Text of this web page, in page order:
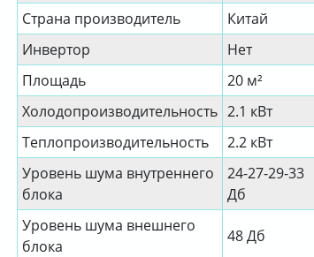
Страна производитель
Китай
Инвертор
Нет
Площадь
20 м²
Холодопроизводительность 2.1 кВт
Теплопроизводительность
2.2 кВт
Уровень шума внутреннего
блока
24-27-29-33
Дб
Уровень шума внешнего
блока
48 Дб